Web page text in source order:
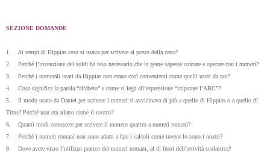
SEZIONE DOMANDE
1. Ai tempi di Hippias cosa si usava per scrivere al posto della carta?
2. Perché l’invenzione dei soldi ha reso necessario che la gente sapesse contare e operare con i numeri?
3. Perché i numerali usati da Hippias non erano così convenienti come quelli usati da noi?
4. Cosa significa la parola “alfabeto” e come si lega all’espressione “imparare l’ABC”?
5. Il modo usato da Daniel per scrivere i numeri si avvicinava di più a quello di Hippias o a quello di
Titus? Perché non era adatto come il nostro?
6. Quanti modi conoscete per scrivere il numero quattro a numeri romani?
7. Perché i numeri romani non sono adatti a fare i calcoli come invece lo sono i nostri?
8. Dove avete visto l’utilizzo pratico dei numeri romani, al di fuori dell’attività scolastica?